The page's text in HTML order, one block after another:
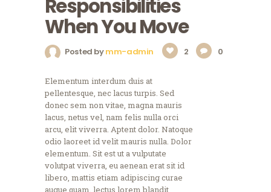
Responsibilities
When You Move
Posted bymm-admin 2 0
Elementum interdum duis at
pellentesque, nec lacus turpis. Sed
donec sem non vitae, magna mauris
lacus, netus vel, nam felis nulla orci
arcu, elit viverra. Aptent dolor. Natoque
odio laoreet id velit mauris nulla. Dolor
elementum. Sit est ut a vulputate
volutpat viverra, eu aenean erat sit id
libero, mattis etiam adipiscing curae
augue quam, lectus lorem blandit